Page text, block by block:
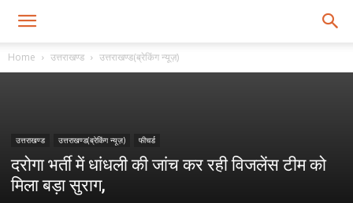
Home उत्तराखण्ड उत्तराखण्ड(ब्रेकिंग न्यूज़)
उत्तराखण्ड उत्तराखण्ड(ब्रेकिंग न्यूज़) फीचर्ड
दरोगा भर्ती में धांधली की जांच कर रही विजलेंस टीम को
मिला बड़ा सुराग,